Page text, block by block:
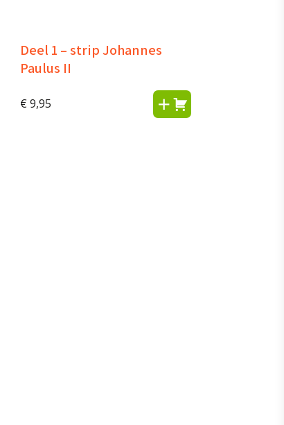
Deel 1 – strip Johannes
Paulus II
€ 9,95